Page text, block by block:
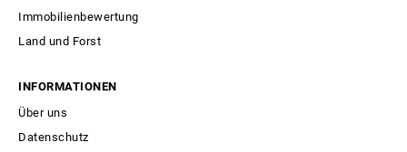
Immobilienbewertung
Land und Forst
INFORMATIONEN
Über uns
Datenschutz